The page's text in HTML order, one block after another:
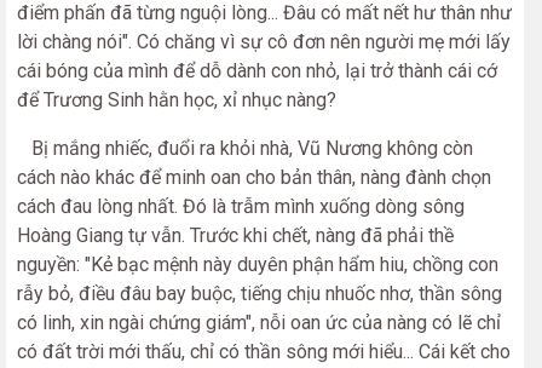
điểm phấn đã từng nguội lòng... Đâu có mất nết hư thân như
lời chàng nói". Có chăng vì sự cô đơn nên người mẹ mới lấy
cái bóng của mình để dỗ dành con nhỏ, lại trở thành cái cớ
để Trương Sinh hằn học, xỉ nhục nàng?
Bị mắng nhiếc, đuổi ra khỏi nhà, Vũ Nương không còn
cách nào khác để minh oan cho bản thân, nàng đành chọn
cách đau lòng nhất. Đó là trẫm mình xuống dòng sông
Hoàng Giang tự vẫn. Trước khi chết, nàng đã phải thề
nguyền: "Kẻ bạc mệnh này duyên phận hẩm hiu, chồng con
rẫy bỏ, điều đâu bay buộc, tiếng chịu nhuốc nhơ, thần sông
có linh, xin ngài chứng giám", nỗi oan ức của nàng có lẽ chỉ
có đất trời mới thấu, chỉ có thần sông mới hiểu... Cái kết cho